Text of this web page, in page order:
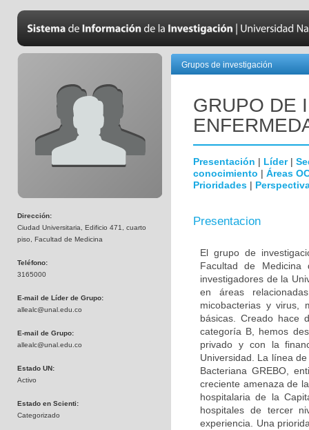
Dirección:
Ciudad Universitaria, Edificio 471, cuarto
piso, Facultad de Medicina
Teléfono:
3165000
E-mail de Líder de Grupo:
allealc@unal.edu.co
E-mail de Grupo:
allealc@unal.edu.co
Estado UN:
Activo
Estado en Scienti:
Categorizado
Grupos de investigación
GRUPO DE
Presentación | Líder|
conocimiento | Áreas
Prioridades |
Presentacion
El grupo de
Facultad de
investigadores de la
en áreas
micobacterias y virus,
básicas. Creado hace
categoría B, hemos
privado y con la
Universidad. La línea
Bacteriana GREBO,
creciente amenaza de
hospitalaria de la
hospitales de tercer
experiencia. Una